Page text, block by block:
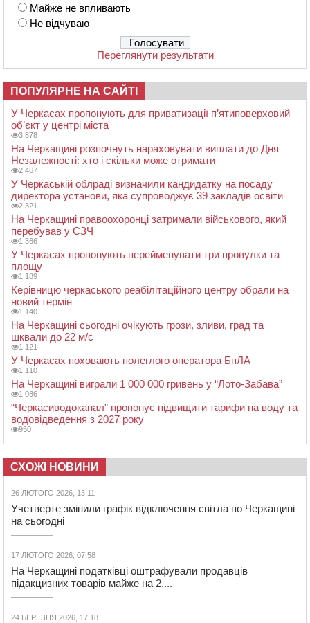
Майже не впливають
Не відчуваю
Переглянути результати
ПОПУЛЯРНЕ НА САЙТІ
У Черкасах пропонують для приватизації п’ятиповерховий
об’єкт у центрі міста
3 878
На Черкащині розпочнуть нараховувати виплати до Дня
Незалежності: хто і скільки може отримати
2 467
У Черкаській облраді визначили кандидатку на посаду
директора установи, яка супроводжує 39 закладів освіти
2 321
На Черкащині правоохоронці затримали військового, який
перебував у СЗЧ
1 366
У Черкасах пропонують перейменувати три провулки та
площу
1 189
Керівницю черкаського реабілітаційного центру обрали на
новий термін
1 140
На Черкащині сьогодні очікують грози, зливи, град та
шквали до 22 м/с
1 121
У Черкасах поховають полеглого оператора БпЛА
1 110
На Черкащині виграли 1 000 000 гривень у “Лото-Забава”
1 086
“Черкасиводоканал” пропонує підвищити тарифи на воду та
водовідведення з 2027 року
950
СХОЖІ НОВИНИ
26 ЛЮТОГО 2026, 13:11
Учетверте змінили графік відключення світла по Черкащині
на сьогодні
17 ЛЮТОГО 2026, 07:58
На Черкащині податківці оштрафували продавців
підакцизних товарів майже на 2,...
24 БЕРЕЗНЯ 2026, 17:18